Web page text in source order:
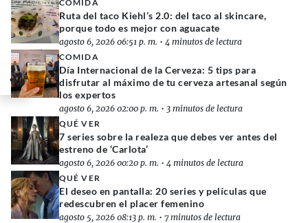
COMIDA
Ruta del taco Kiehl’s 2.0: del taco al skincare,
porque todo es mejor con aguacate
agosto 6, 2026 06:51 p. m. • 4 minutos de lectura
COMIDA
Día Internacional de la Cerveza: 5 tips para
disfrutar al máximo de tu cerveza artesanal según
los expertos
agosto 6, 2026 02:00 p. m. • 3 minutos de lectura
QUÉ VER
7 series sobre la realeza que debes ver antes del
estreno de ‘Carlota’
agosto 6, 2026 00:20 p. m. • 4 minutos de lectura
QUÉ VER
El deseo en pantalla: 20 series y películas que
redescubren el placer femenino
agosto 5, 2026 08:13 p. m. • 7 minutos de lectura